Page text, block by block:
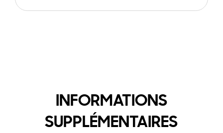
INFORMATIONS
SUPPLÉMENTAIRES